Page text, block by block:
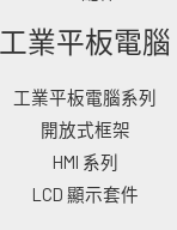
工業平板電腦
工業平板電腦系列
開放式框架
HMI 系列
LCD 顯示套件